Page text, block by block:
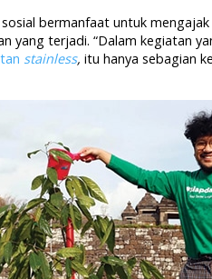
bermanfaat untuk
yang terjadi. “Dalam kegiatan
stainless, itu hanya sebagian